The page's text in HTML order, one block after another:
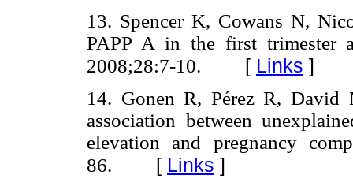
13. Spencer K, Cowans N,
PAPP A in the first trimester
2008;28:7-10. [ Links ]
14. Gonen R, Pérez R,
association between
elevation and pregnancy
86. [ Links ]